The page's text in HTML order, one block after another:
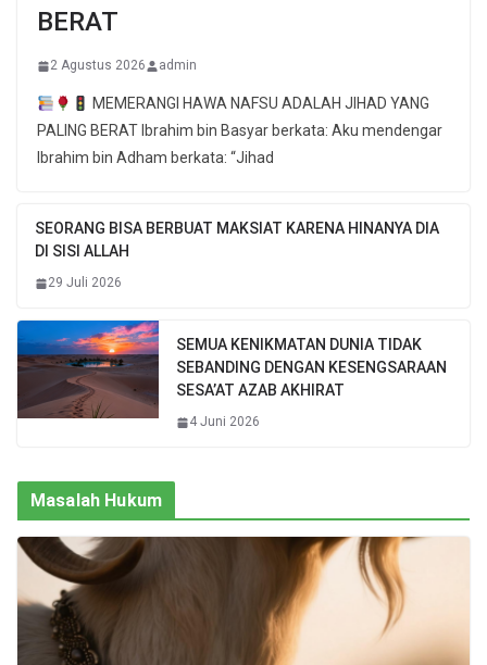
BERAT
2 Agustus 2026 admin
MEMERANGI HAWA NAFSU ADALAH JIHAD YANG
PALING BERAT Ibrahim bin Basyar berkata: Aku mendengar
Ibrahim bin Adham berkata: “Jihad
SEORANG BISA BERBUAT MAKSIAT KARENA HINANYA DIA
DI SISI ALLAH
29 Juli 2026
SEMUA KENIKMATAN DUNIA TIDAK
SEBANDING DENGAN KESENGSARAAN
SESA’AT AZAB AKHIRAT
4 Juni 2026
Masalah Hukum